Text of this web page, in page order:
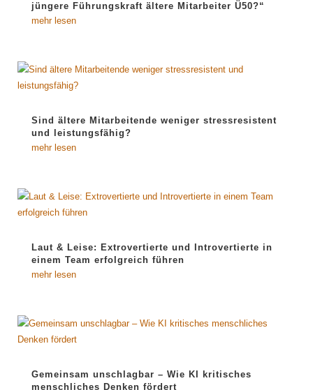
jüngere Führungskraft ältere Mitarbeiter Ü50?“
mehr lesen
Sind ältere Mitarbeitende weniger stressresistent
und leistungsfähig?
mehr lesen
Laut & Leise: Extrovertierte und Introvertierte in
einem Team erfolgreich führen
mehr lesen
Gemeinsam unschlagbar – Wie KI kritisches
menschliches Denken fördert